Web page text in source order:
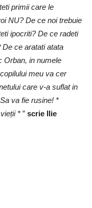
primii care le
NU? De ce noi trebuie
ipocriti? De ce radeti
ce aratati atata
Orban, in numele
meu va cer
care v-a suflat in
va fie rusine! *
* ” scrie Ilie